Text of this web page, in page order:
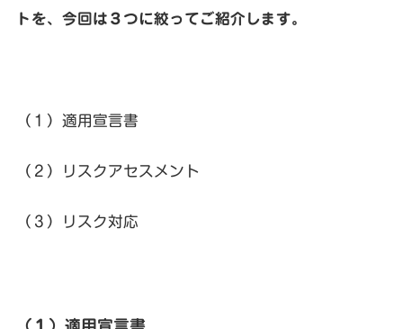
トを、今回は３つに絞ってご紹介します。
（１）適用宣言書
（２）リスクアセスメント
（３）リスク対応
（１）適用宣言書